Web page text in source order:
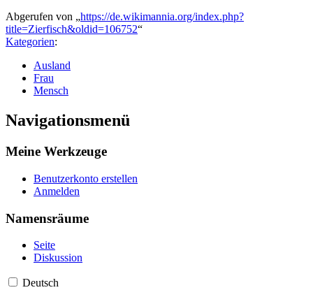
Abgerufen von „https://de.wikimannia.org/index.php?
title=Zierfisch&oldid=106752“
Kategorien:
Ausland
Frau
Mensch
Navigationsmenü
Meine Werkzeuge
Benutzerkonto erstellen
Anmelden
Namensräume
Seite
Diskussion
Deutsch